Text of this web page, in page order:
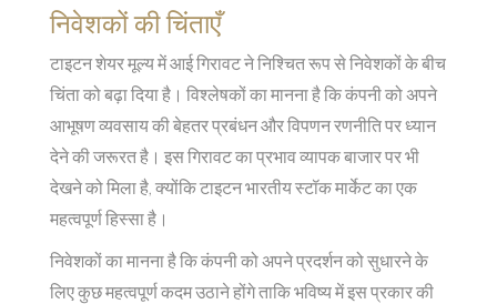
निवेशकों की चिंताएँ
टाइटन शेयर मूल्य में आई गिरावट ने निश्चित रूप से निवेशकों के बीच
चिंता को बढ़ा दिया है। विश्लेषकों का मानना है कि कंपनी को अपने
आभूषण व्यवसाय की बेहतर प्रबंधन और विपणन रणनीति पर ध्यान
देने की जरूरत है। इस गिरावट का प्रभाव व्यापक बाजार पर भी
देखने को मिला है, क्योंकि टाइटन भारतीय स्टॉक मार्केट का एक
महत्वपूर्ण हिस्सा है।
निवेशकों का मानना है कि कंपनी को अपने प्रदर्शन को सुधारने के
लिए कुछ महत्वपूर्ण कदम उठाने होंगे ताकि भविष्य में इस प्रकार की